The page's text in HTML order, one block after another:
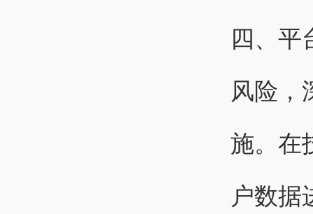
四、平
风险，
施。在
户数据